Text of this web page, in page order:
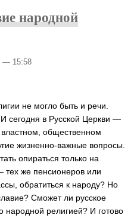
народной
— 15:58
не могло быть и речи.
сегодня в Русской Церкви —
общественном
жизненно-важные вопросы.
опираться только на
же пенсионеров или
обратиться к народу? Но
Сможет ли русское
народной религией? И готово